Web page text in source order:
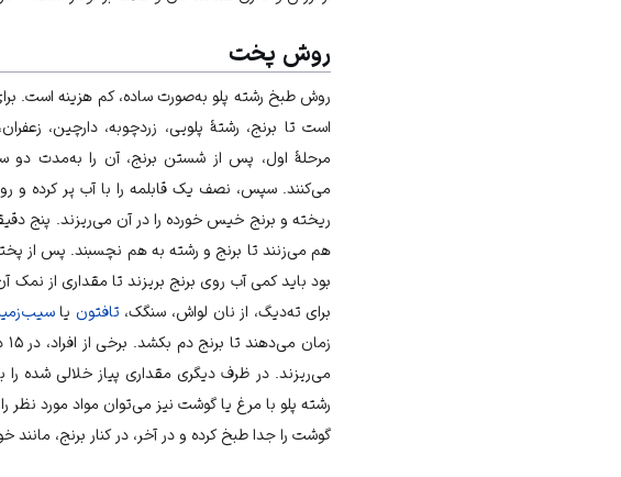
روش پخت
روش طبخ رشته پلو به‌صورت ساده، کم هزینه است.
است تا برنج، رشتهٔ پلویی، زردچوبه، دارچین،
مرحلهٔ اول، پس از شستن برنج، آن را به‌مدت
می‌کنند. سپس، نصف یک قابلمه را با آب پر کرده
ریخته و برنج خیس خورده را در آن می‌ریزند. پنج
هم می‌زنند تا برنج و رشته به هم نچسبند. پس از
بود باید کمی آب روی برنج بریزند تا مقداری از
برای ته‌دیگ، از نان لواش، سنگک، تافتون یا
زمان می‌دهند تا برنج دم بکشد. برخی از افراد، در ۱۵ دقیقهٔ آخر، پیش از دَم کشیدن برنج،
می‌ریزند. در ظرف دیگری مقداری پیاز خلالی شده را
رشته پلو با مرغ یا گوشت نیز می‌توان مواد مورد نظر
گوشت را جدا طبخ کرده و در آخر، در کنار برنج، مانند